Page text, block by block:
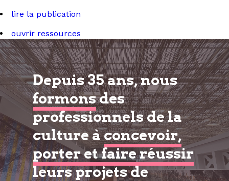
lire la publication
ouvrir ressources
Depuis 35 ans, nous
formonsdes
professionnels de la
culture àconcevoir,
porter et faire réussir
leurs projets de